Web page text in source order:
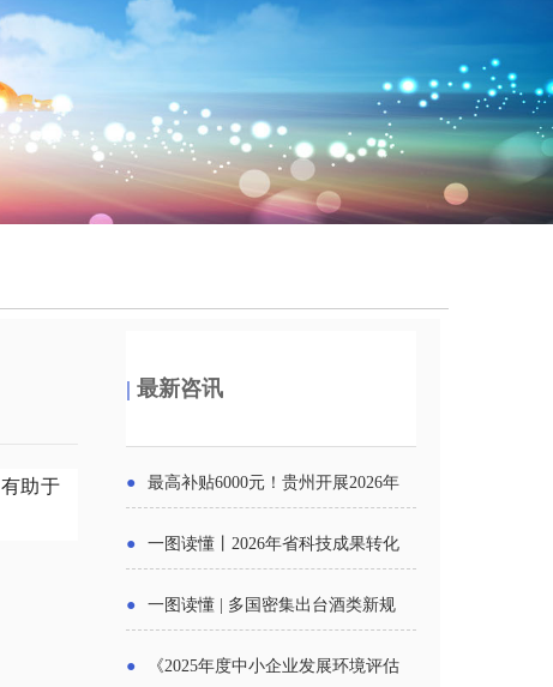
助于
|最新咨讯
● 最高补贴6000元！贵州开展2026年
● 一图读懂丨2026年省科技成果转化
● 一图读懂 | 多国密集出台酒类新规
● 《2025年度中小企业发展环境评估